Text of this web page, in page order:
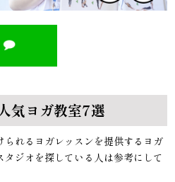
気ヨガ教室7選
られるヨガレッスンを提供するヨガ
ジオを探している人は参考にして